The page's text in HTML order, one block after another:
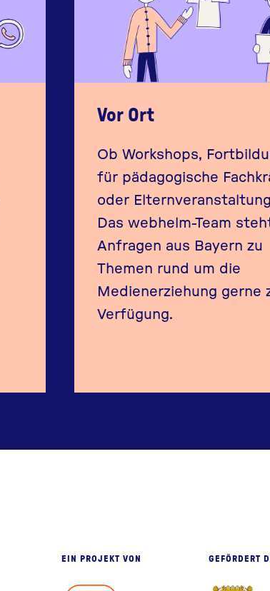
Vor Ort
Ob Workshops,
für pädagogische
oder
Das webhelm-Team
Anfragen aus Bayern zu
Themen rund um die
Medienerziehung gerne
Verfügung.
EIN PROJEKT VON GEFÖRDERT